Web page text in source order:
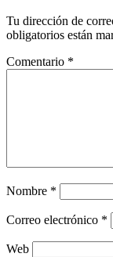
Tu dirección de
obligatorios están
Comentario *
Nombre *
Correo electrónico *
Web